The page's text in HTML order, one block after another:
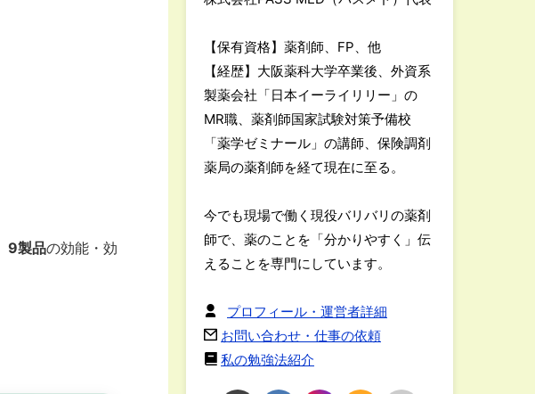
9製品の効能・効
【保有資格】薬剤師、FP、他
【経歴】大阪薬科大学卒業後、外資系
製薬会社「日本イーライリリー」の
MR職、薬剤師国家試験対策予備校
「薬学ゼミナール」の講師、保険調剤
薬局の薬剤師を経て現在に至る。
今でも現場で働く現役バリバリの薬剤
師で、薬のことを「分かりやすく」伝
えることを専門にしています。
プロフィール・運営者詳細
お問い合わせ・仕事の依頼
私の勉強法紹介